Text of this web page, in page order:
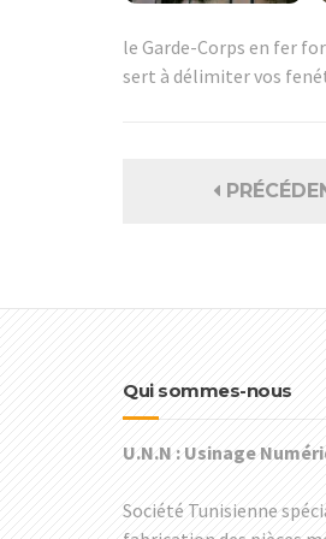
le Garde-Corps en fer
sert à délimiter vos
Qui sommes-nous
U.N.N : Usinage
Société Tunisienne